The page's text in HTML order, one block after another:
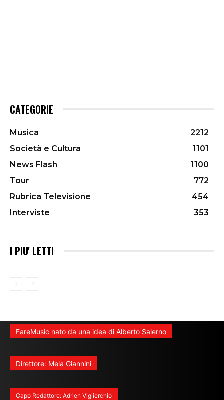
CATEGORIE
Musica
2212
Società e Cultura
1101
News Flash
1100
Tour
772
Rubrica Televisione
454
Interviste
353
I PIU' LETTI
FareMusic nato da una idea di Alberto Salerno
Direttore: Mela Giannini
Capo Redattore: Adrien Viglierchio